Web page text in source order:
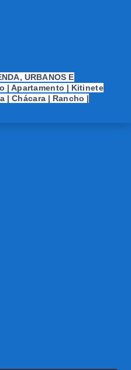
URBANOS E
| Apartamento | Kitinete
| Chácara | Rancho |